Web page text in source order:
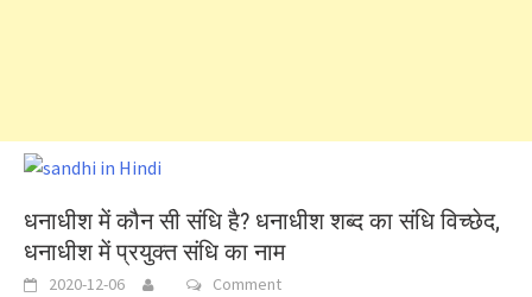
धनाधीश में कौन सी संधि है? धनाधीश शब्द का संधि विच्छेद,
धनाधीश में प्रयुक्त संधि का नाम
2020-12-06 Comment